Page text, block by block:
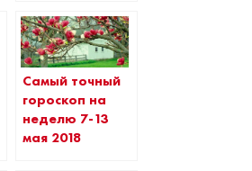
Самый точный
гороскоп на
неделю 7-13
мая 2018